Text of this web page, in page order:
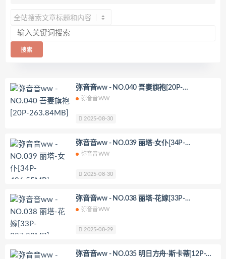
弥音音ww - NO.040 吾妻旗袍[20P-
263.84MB]
弥音音WW
2025-08-30
弥音音ww - NO.039 丽塔-女仆[34P-
496.55MB]
弥音音WW
2025-08-30
弥音音ww - NO.038 丽塔-花嫁[33P-
287.88MB]
弥音音WW
2025-08-29
弥音音ww - NO.035 明日方舟-斯卡蒂[12P-